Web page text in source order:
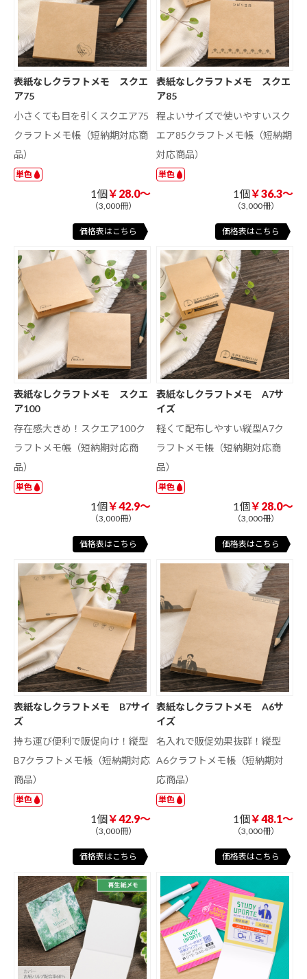
表紙なしクラフトメモ スクエ
ア75
小さくても目を引くスクエア75
クラフトメモ帳（短納期対応商
品）
単色
1個￥28.0～
（3,000冊）
価格表はこちら
表紙なしクラフトメモ スクエ
ア85
程よいサイズで使いやすいスク
エア85クラフトメモ帳（短納期
対応商品）
単色
1個￥36.3～
（3,000冊）
価格表はこちら
表紙なしクラフトメモ スクエ
ア100
存在感大きめ！スクエア100ク
ラフトメモ帳（短納期対応商
品）
単色
1個￥42.9～
（3,000冊）
価格表はこちら
表紙なしクラフトメモ A7サ
イズ
軽くて配布しやすい縦型A7ク
ラフトメモ帳（短納期対応商
品）
単色
1個￥28.0～
（3,000冊）
価格表はこちら
表紙なしクラフトメモ B7サイ
ズ
持ち運び便利で販促向け！縦型
B7クラフトメモ帳（短納期対応
商品）
単色
1個￥42.9～
（3,000冊）
価格表はこちら
表紙なしクラフトメモ A6サ
イズ
名入れで販促効果抜群！縦型
A6クラフトメモ帳（短納期対
応商品）
単色
1個￥48.1～
（3,000冊）
価格表はこちら